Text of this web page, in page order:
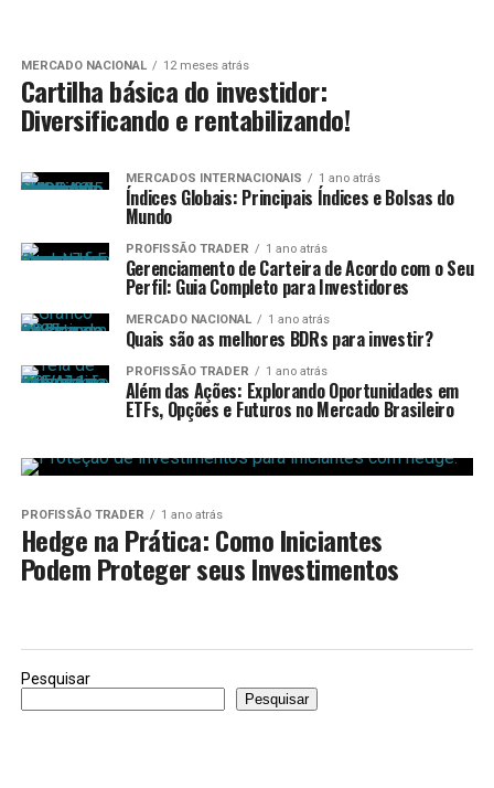
MERCADO NACIONAL 12 meses atrás
Cartilha básica do investidor:
Diversificando e rentabilizando!
MERCADOS INTERNACIONAIS 1 ano atrás
Índices Globais: Principais Índices e Bolsas do
Mundo
PROFISSÃO TRADER 1 ano atrás
Gerenciamento de Carteira de Acordo com o Seu
Perfil: Guia Completo para Investidores
MERCADO NACIONAL 1 ano atrás
Quais são as melhores BDRs para investir?
PROFISSÃO TRADER 1 ano atrás
Além das Ações: Explorando Oportunidades em
ETFs, Opções e Futuros no Mercado Brasileiro
PROFISSÃO TRADER 1 ano atrás
Hedge na Prática: Como Iniciantes
Podem Proteger seus Investimentos
Pesquisar
Pesquisar